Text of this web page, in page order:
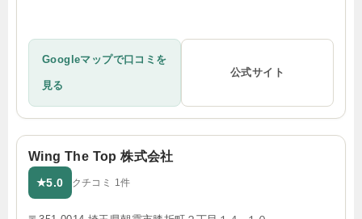
Googleマップで口コミを
見る
公式サイト
Wing The Top 株式会社
★5.0 クチコミ 1件